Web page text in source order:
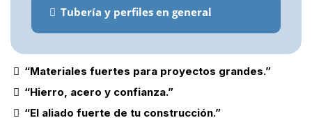
Tubería y perfiles en general
“Materiales fuertes para proyectos grandes.”
“Hierro, acero y confianza.”
“El aliado fuerte de tu construcción.”